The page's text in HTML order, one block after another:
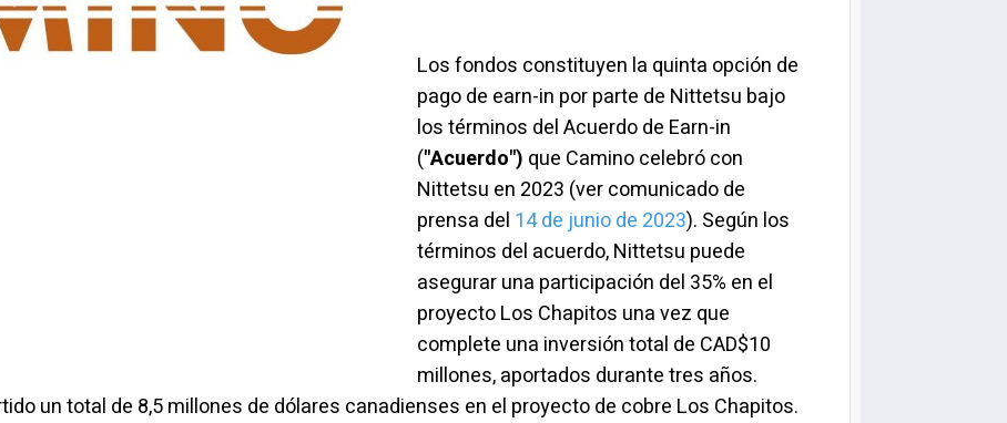
Los fondos constituyen la quinta opción de
pago de earn-in por parte de Nittetsu bajo
los términos del Acuerdo de Earn-in
("Acuerdo") que Camino celebró con
Nittetsu en 2023 (ver comunicado de
prensa del 14 de junio de 2023). Según los
términos del acuerdo, Nittetsu puede
asegurar una participación del 35% en el
proyecto Los Chapitos una vez que
complete una inversión total de CAD$10
millones, aportados durante tres años.
un total de 8,5 millones de dólares canadienses en el proyecto de cobre Los Chapitos.